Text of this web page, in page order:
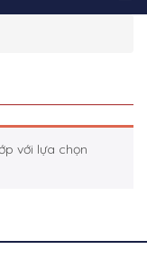
với lựa chọn